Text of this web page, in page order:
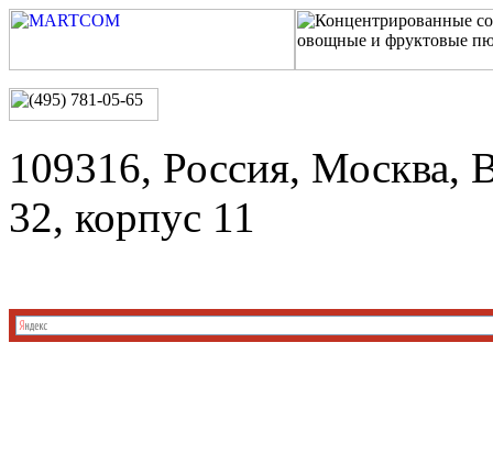
109316, Россия, Москва,
32, корпус 11